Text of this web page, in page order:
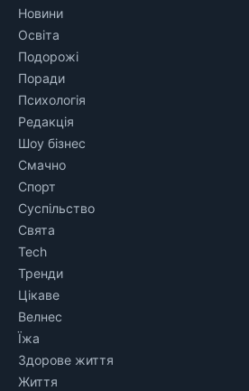
Новини
Освіта
Подорожі
Поради
Психологія
Редакція
Шоу бізнес
Смачно
Спорт
Суспільство
Свята
Tech
Тренди
Цікаве
Велнес
Їжа
Здорове життя
Життя